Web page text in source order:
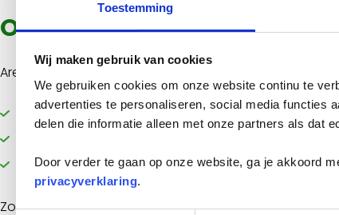
Toestemming
Wij maken gebruik van cookies
We gebruiken cookies om onze website continu te
advertenties te personaliseren, social media functies
delen die informatie alleen met onze partners als dat
Door verder te gaan op onze website, ga je akkoord
privacyverklaring.
Onze aanpak: van
Area biedt een complete aanpak voor
onderzoek en advies over preventie,
nazorg om herhaling te voorkomen.
Zo werken we samen aan een veilige en schone